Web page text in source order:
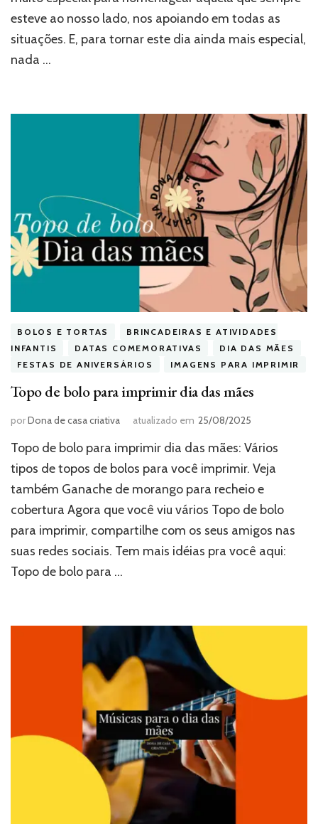
esteve ao nosso lado, nos apoiando em todas as
situações. E, para tornar este dia ainda mais especial,
nada …
BOLOS E TORTAS
BRINCADEIRAS E ATIVIDADES
INFANTIS
DATAS COMEMORATIVAS
DIA DAS MÃES
FESTAS DE ANIVERSÁRIOS
IMAGENS PARA IMPRIMIR
Topo de bolo para imprimir dia das mães
porDona de casa criativa atualizado em 25/08/2025
Topo de bolo para imprimir dia das mães: Vários
tipos de topos de bolos para você imprimir. Veja
também Ganache de morango para recheio e
cobertura Agora que você viu vários Topo de bolo
para imprimir, compartilhe com os seus amigos nas
suas redes sociais. Tem mais idéias pra você aqui:
Topo de bolo para …